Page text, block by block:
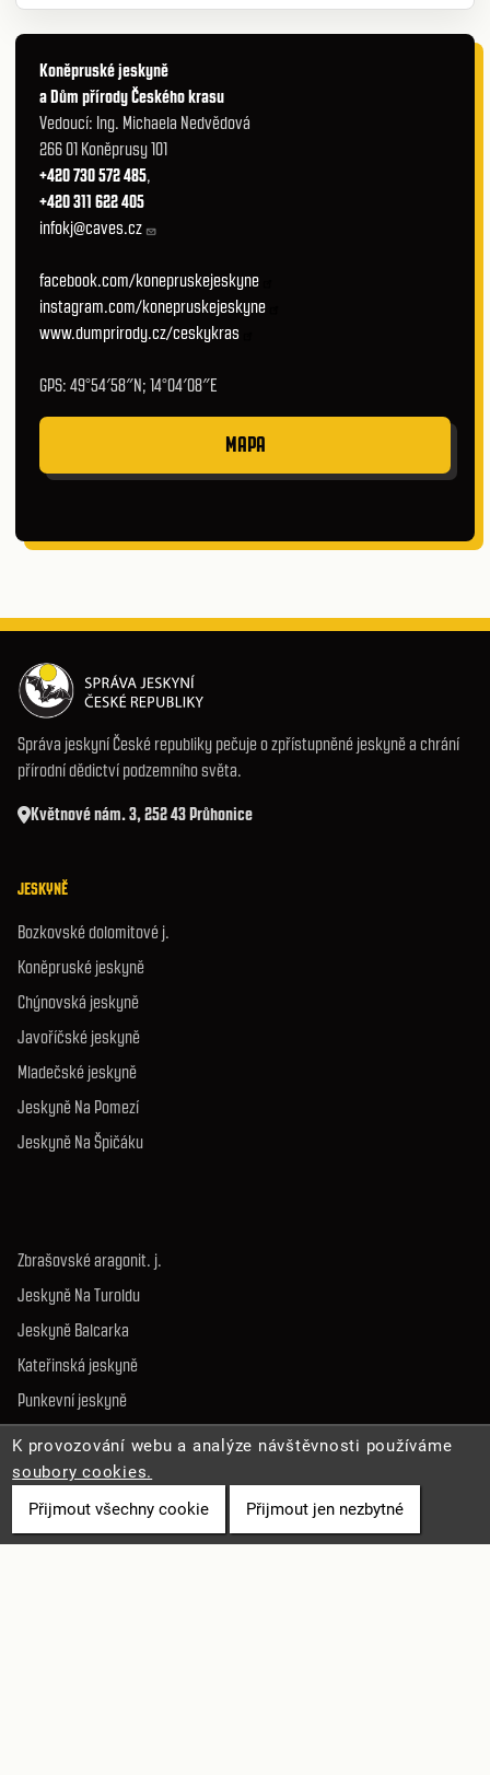
Koněpruské jeskyně
a Dům přírody Českého krasu
Vedoucí: Ing. Michaela Nedvědová
266 01 Koněprusy 101
+420 730 572 485,
+420 311 622 405
infokj@caves.cz
facebook.com/konepruskejeskyne
instagram.com/konepruskejeskyne
www.dumprirody.cz/ceskykras
GPS: 49°54′58″N; 14°04′08″E
MAPA
Správa jeskyní České republiky pečuje o zpřístupněné jeskyně a chrání
přírodní dědictví podzemního světa.
Květnové nám. 3, 252 43 Průhonice
JESKYNĚ
Bozkovské dolomitové j.
Koněpruské jeskyně
Chýnovská jeskyně
Javoříčské jeskyně
Mladečské jeskyně
Jeskyně Na Pomezí
Jeskyně Na Špičáku
Zbrašovské aragonit. j.
Jeskyně Na Turoldu
Jeskyně Balcarka
Kateřinská jeskyně
Punkevní jeskyně
Sloupsko-šošůvské j.
Jeskyně Výpustek
SLUŽBY A INFO
K provozování webu a analýze návštěvnosti používáme
soubory cookies.
Přijmout všechny cookie
Přijmout jen nezbytné